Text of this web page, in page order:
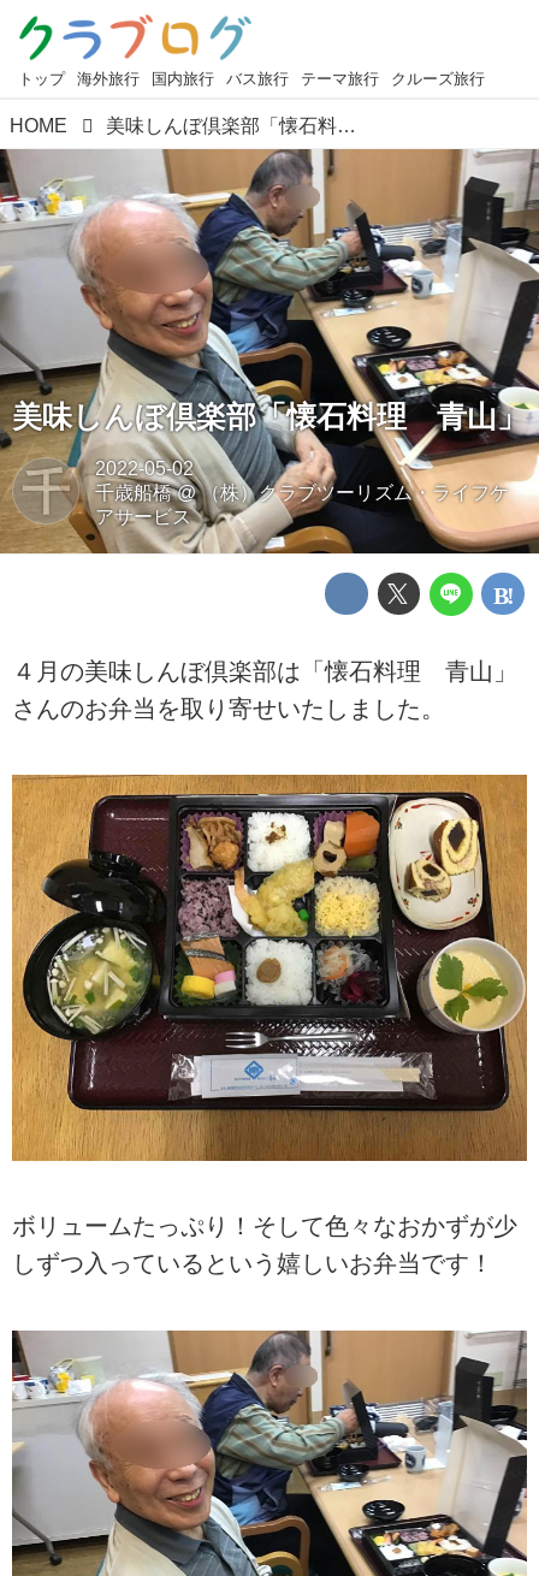
トップ 海外旅行 国内旅行 バス旅行 テーマ旅行 クルーズ旅行
HOME 美味しんぼ倶楽部「懐石料理 青山」
美味しんぼ倶楽部「懐石料理 青山」
千
2022-05-02
千歳船橋@（株）クラブツーリズム・ライフケ
アサービス
４月の美味しんぼ倶楽部は「懐石料理 青山」
さんのお弁当を取り寄せいたしました。
ボリュームたっぷり！そして色々なおかずが少
しずつ入っているという嬉しいお弁当です！